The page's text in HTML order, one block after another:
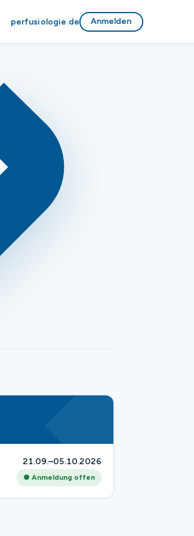
perfusiologie.de Anmelden
21.09.–05.10.2026
● Anmeldung offen